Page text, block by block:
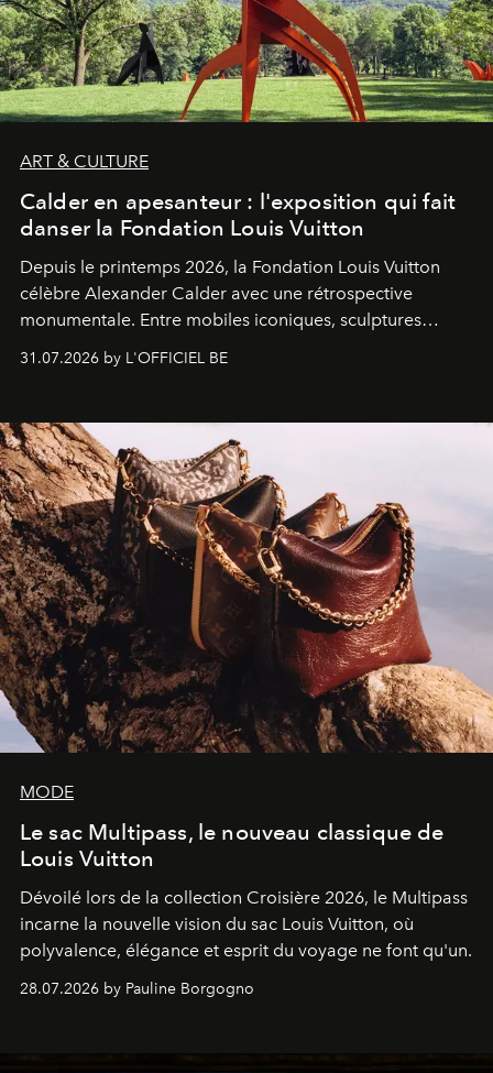
ART & CULTURE
Calder en apesanteur : l'exposition qui fait
danser la Fondation Louis Vuitton
Depuis le printemps 2026, la Fondation Louis Vuitton
célèbre Alexander Calder avec une rétrospective
monumentale. Entre mobiles iconiques, sculptures
américain investit les espaces imaginés par Frank Gehry
sculpture.
31.07.2026 by L'OFFICIEL BE
MODE
Le sac Multipass, le nouveau classique de
Louis Vuitton
Dévoilé lors de la collection Croisière 2026, le Multipass
incarne la nouvelle vision du sac Louis Vuitton, où
polyvalence, élégance et esprit du voyage ne font qu'un.
28.07.2026 by Pauline Borgogno